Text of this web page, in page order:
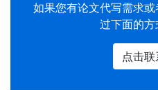
如果您有论文代写需求
过下面的
点击